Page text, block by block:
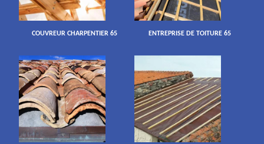
COUVREUR CHARPENTIER 65 ENTREPRISE DE TOITURE 65